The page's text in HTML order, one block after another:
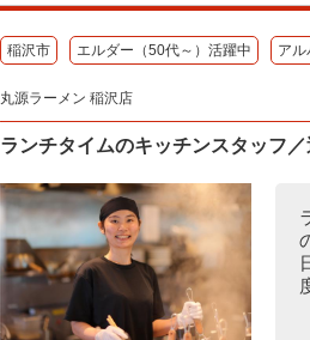
稲沢市 エルダー（50代～）活躍中 アル
丸源ラーメン 稲沢店
ランチタイムのキッチンスタッフ